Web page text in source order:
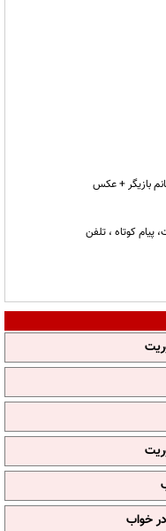
بازیگر + عکس
پیام کوتاه ، تلفن
خواب